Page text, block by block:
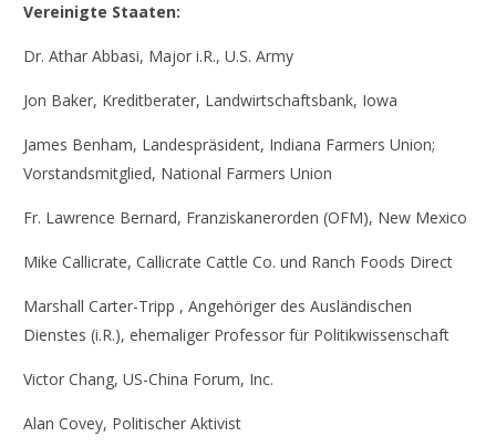
Vereinigte Staaten:
Dr. Athar Abbasi, Major i.R., U.S. Army
Jon Baker, Kreditberater, Landwirtschaftsbank, Iowa
James Benham, Landespräsident, Indiana Farmers Union;
Vorstandsmitglied, National Farmers Union
Fr. Lawrence Bernard, Franziskanerorden (OFM), New Mexico
Mike Callicrate, Callicrate Cattle Co. und Ranch Foods Direct
Marshall Carter-Tripp , Angehöriger des Ausländischen
Dienstes (i.R.), ehemaliger Professor für Politikwissenschaft
Victor Chang, US-China Forum, Inc.
Alan Covey, Politischer Aktivist